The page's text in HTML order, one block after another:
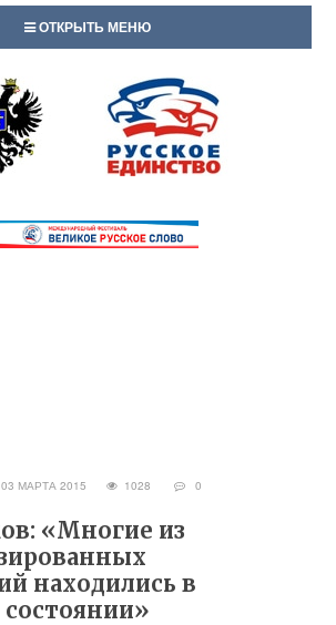
ОТКРЫТЬ МЕНЮ
03 МАРТА 2015 1028 0
«Многие из
находились в